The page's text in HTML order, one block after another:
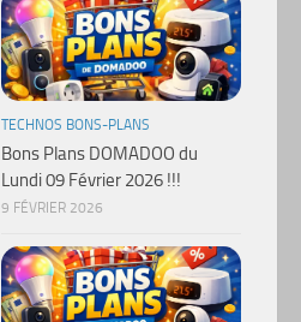
TECHNOS BONS-PLANS
Bons Plans DOMADOO du
Lundi 09 Février 2026 !!!
9 FÉVRIER 2026